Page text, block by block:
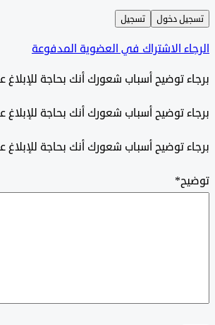
دخول تسجيل
الاشتراك في العضوية المدفوعة
توضيح أسباب شعورك أنك بحاجة للإبلاغ عن
توضيح أسباب شعورك أنك بحاجة للإبلاغ عن
توضيح أسباب شعورك أنك بحاجة للإبلاغ عن
*